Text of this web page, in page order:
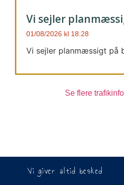
Vi sejler
01/08/2026 18:28
Vi sejler planmæssigt på
Se flere
Vi giver altid besked